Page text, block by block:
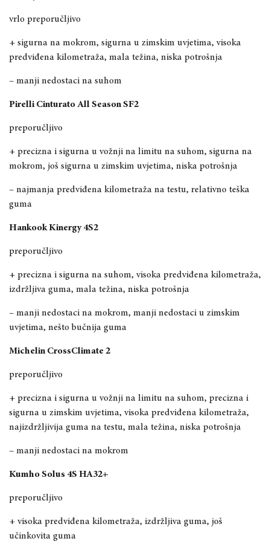
vrlo preporučljivo
+ sigurna na mokrom, sigurna u zimskim uvjetima, visoka
predviđena kilometraža, mala težina, niska potrošnja
– manji nedostaci na suhom
Pirelli Cinturato All Season SF2
preporučljivo
+ precizna i sigurna u vožnji na limitu na suhom, sigurna na
mokrom, još sigurna u zimskim uvjetima, niska potrošnja
– najmanja predviđena kilometraža na testu, relativno teška
guma
Hankook Kinergy 4S2
preporučljivo
+ precizna i sigurna na suhom, visoka predviđena kilometraža,
izdržljiva guma, mala težina, niska potrošnja
– manji nedostaci na mokrom, manji nedostaci u zimskim
uvjetima, nešto bučnija guma
Michelin CrossClimate 2
preporučljivo
+ precizna i sigurna u vožnji na limitu na suhom, precizna i
sigurna u zimskim uvjetima, visoka predviđena kilometraža,
najizdržljivija guma na testu, mala težina, niska potrošnja
– manji nedostaci na mokrom
Kumho Solus 4S HA32+
preporučljivo
+ visoka predviđena kilometraža, izdržljiva guma, još
učinkovita guma